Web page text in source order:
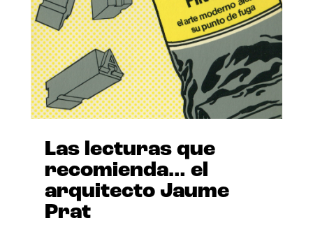
Las lecturas que
recomienda… el
arquitecto Jaume
Prat